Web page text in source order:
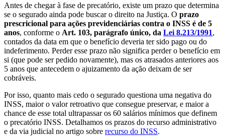
Antes de chegar à fase de precatório, existe um prazo que determina
se o segurado ainda pode buscar o direito na Justiça. O prazo
prescricional para ações previdenciárias contra o INSS é de 5
anos, conforme o Art. 103, parágrafo único, da Lei 8.213/1991,
contados da data em que o benefício deveria ter sido pago ou do
indeferimento. Perder esse prazo não significa perder o benefício em
si (que pode ser pedido novamente), mas os atrasados anteriores aos
5 anos que antecedem o ajuizamento da ação deixam de ser
cobráveis.
Por isso, quanto mais cedo o segurado questiona uma negativa do
INSS, maior o valor retroativo que consegue preservar, e maior a
chance de esse total ultrapassar os 60 salários mínimos que definem
o precatório INSS. Detalhamos os prazos do recurso administrativo
e da via judicial no artigo sobre recurso do INSS.